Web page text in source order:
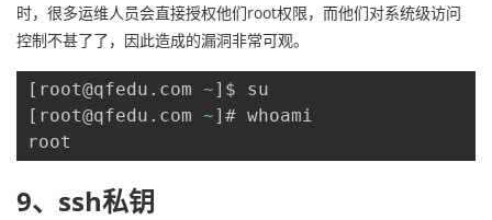
时，很多运维人员会直接授权他们root权限，而他们对系统级访问
控制不甚了了，因此造成的漏洞非常可观。
[ root@qfedu . com ~]
[ root@qfedu . com ~] # whoami
root
9、ssh私钥